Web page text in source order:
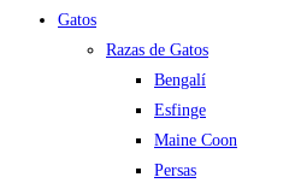
Gatos
Razas de Gatos
Bengalí
Esfinge
Maine Coon
Persas